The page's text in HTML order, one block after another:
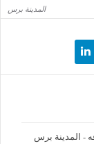
المدينة برس
- المدينة برس